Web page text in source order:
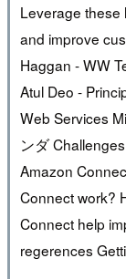
Leverage these
and improve
Haggan - WW
Atul Deo -
Web Services
ンダ
Amazon
Connect work?
Connect help
regerences